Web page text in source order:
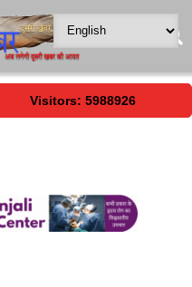
Visitors: 5988926